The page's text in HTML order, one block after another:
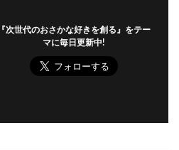
『次世代のおさかな好きを創る』をテー
マに毎日更新中!